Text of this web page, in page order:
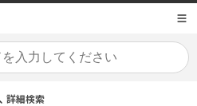
詳細検索